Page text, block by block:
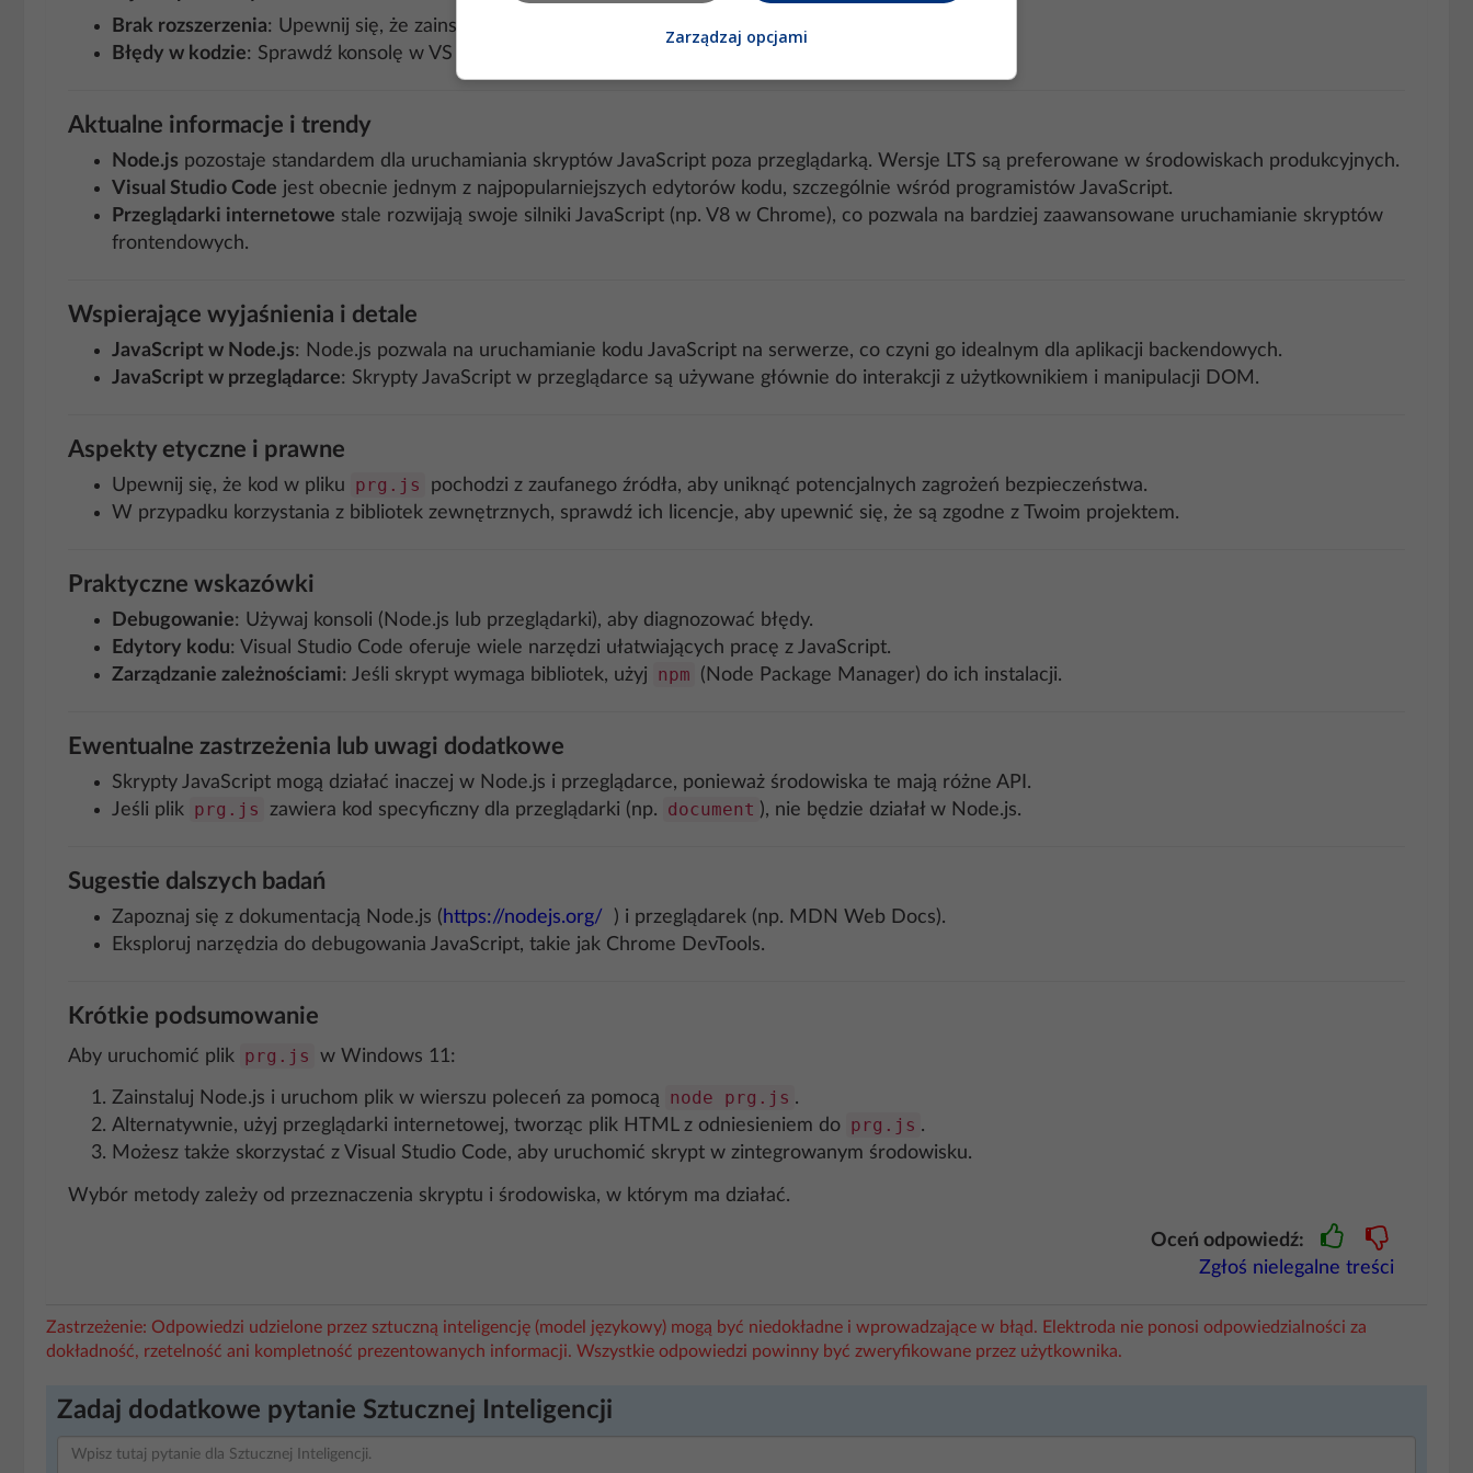
Brak rozszerzenia: Upewnij się, że zainstalowałeś „Code Runner”.
Błędy w kodzie: Sprawdź konsolę w VS Code, aby zobaczyć szczegóły błędów.
Aktualne informacje i trendy
Node.js pozostaje standardem dla uruchamiania skryptów JavaScript poza przeglądarką. Wersje LTS są preferowane w środowiskach produkcyjnych.
Visual Studio Code jest obecnie jednym z najpopularniejszych edytorów kodu, szczególnie wśród programistów JavaScript.
Przeglądarki internetowe stale rozwijają swoje silniki JavaScript (np. V8 w Chrome), co pozwala na bardziej zaawansowane uruchamianie skryptów
frontendowych.
Wspierające wyjaśnienia i detale
JavaScript w Node.js: Node.js pozwala na uruchamianie kodu JavaScript na serwerze, co czyni go idealnym dla aplikacji backendowych.
JavaScript w przeglądarce: Skrypty JavaScript w przeglądarce są używane głównie do interakcji z użytkownikiem i manipulacji DOM.
Aspekty etyczne i prawne
Upewnij się, że kod w pliku prg.js
pochodzi z zaufanego źródła, aby uniknąć potencjalnych zagrożeń bezpieczeństwa.
W przypadku korzystania z bibliotek zewnętrznych, sprawdź ich licencje, aby upewnić się, że są zgodne z Twoim projektem.
Praktyczne wskazówki
Debugowanie: Używaj konsoli (Node.js lub przeglądarki), aby diagnozować błędy.
Edytory kodu: Visual Studio Code oferuje wiele narzędzi ułatwiających pracę z JavaScript.
Zarządzanie zależnościami: Jeśli skrypt wymaga bibliotek, użyj npm (Node Package Manager) do ich instalacji.
Ewentualne zastrzeżenia lub uwagi dodatkowe
Skrypty JavaScript mogą działać inaczej w Node.js i przeglądarce, ponieważ środowiska te mają różne API.
Jeśli plik prg.js zawiera kod specyficzny dla przeglądarki (np. document ), nie będzie działał w Node.js.
Sugestie dalszych badań
Zapoznaj się z dokumentacją Node.js ( https://nodejs.org/
) i przeglądarek (np. MDN Web Docs).
Eksploruj narzędzia do debugowania JavaScript, takie jak Chrome DevTools.
Krótkie podsumowanie
Aby uruchomić plik prg.js w Windows 11:
Zainstaluj Node.js i uruchom plik w wierszu poleceń za pomocą node prg.js .
Alternatywnie, użyj przeglądarki internetowej, tworząc plik HTML z odniesieniem do prg.js .
Możesz także skorzystać z Visual Studio Code, aby uruchomić skrypt w zintegrowanym środowisku.
Wybór metody zależy od przeznaczenia skryptu i środowiska, w którym ma działać.
Oceń odpowiedź:
Zgłoś nielegalne treści
Zastrzeżenie: Odpowiedzi udzielone przez sztuczną inteligencję (model językowy) mogą być niedokładne i wprowadzające w błąd. Elektroda nie ponosi odpowiedzialności za
dokładność, rzetelność ani kompletność prezentowanych informacji. Wszystkie odpowiedzi powinny być zweryfikowane przez użytkownika.
Zadaj dodatkowe pytanie Sztucznej Inteligencji
Zarządzaj opcjami